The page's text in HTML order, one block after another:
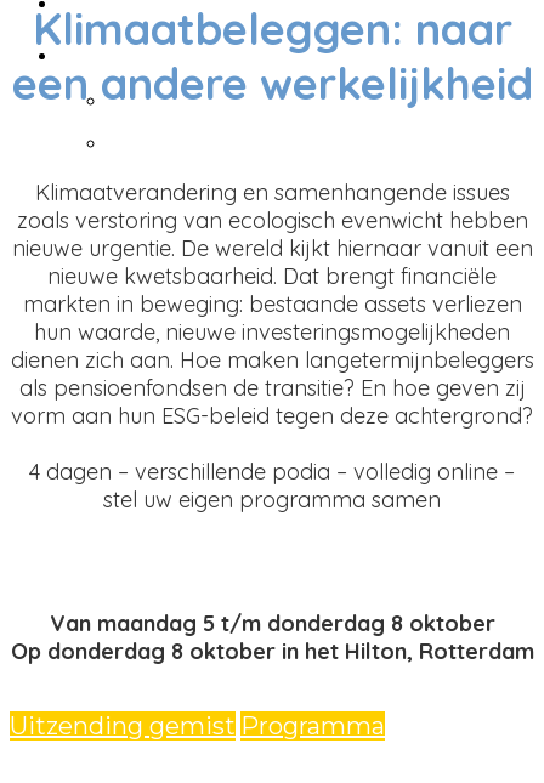
Taal
English
Klimaatbeleggen: naar
een andere werkelijkheid
Klimaatverandering en samenhangende issues
zoals verstoring van ecologisch evenwicht hebben
nieuwe urgentie. De wereld kijkt hiernaar vanuit een
nieuwe kwetsbaarheid. Dat brengt financiële
markten in beweging: bestaande assets verliezen
hun waarde, nieuwe investeringsmogelijkheden
dienen zich aan. Hoe maken langetermijnbeleggers
als pensioenfondsen de transitie? En hoe geven zij
vorm aan hun ESG-beleid tegen deze achtergrond?
4 dagen – verschillende podia – volledig online –
stel uw eigen programma samen
Van maandag 5 t/m donderdag 8 oktober
Op donderdag 8 oktober in het Hilton, Rotterdam
Uitzending gemist Programma